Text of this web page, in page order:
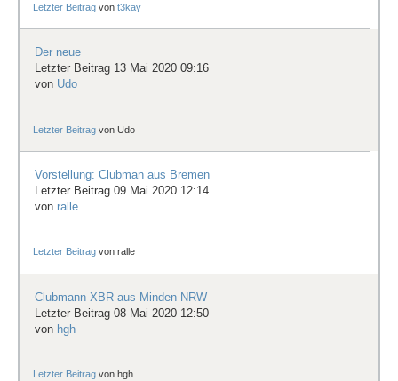
Letzter Beitrag vont3kay
Der neue
Letzter Beitrag 13 Mai 2020 09:16
von Udo
Letzter Beitrag vonUdo
Vorstellung: Clubman aus Bremen
Letzter Beitrag 09 Mai 2020 12:14
von ralle
Letzter Beitrag vonralle
Clubmann XBR aus Minden NRW
Letzter Beitrag 08 Mai 2020 12:50
von hgh
Letzter Beitrag vonhgh